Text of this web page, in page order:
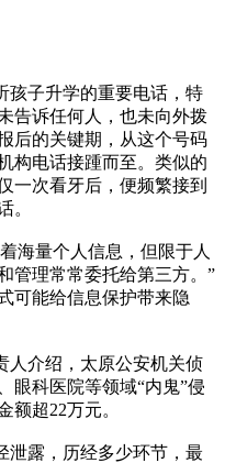
孩子升学的重要电话，特
告诉任何人，也未向外拨
后的关键期，从这个号码
构电话接踵而至。类似的
一次看牙后，便频繁接到
。
海量个人信息，但限于人
管理常常委托给第三方。”
可能给信息保护带来隐
人介绍，太原公安机关侦
眼科医院等领域“内鬼”侵
额超22万元。
泄露，历经多少环节，最